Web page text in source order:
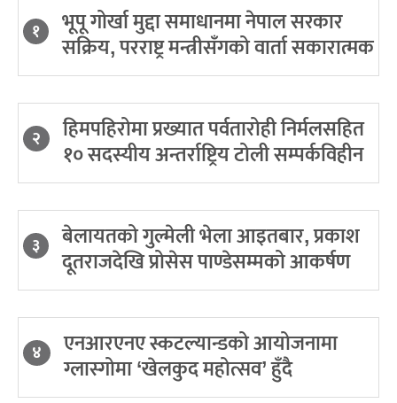
१ भूपू गोर्खा मुद्दा समाधानमा नेपाल सरकार
सक्रिय, परराष्ट्र मन्त्रीसँगको वार्ता सकारात्मक
२ हिमपहिरोमा प्रख्यात पर्वतारोही निर्मलसहित
१० सदस्यीय अन्तर्राष्ट्रिय टोली सम्पर्कविहीन
३ बेलायतको गुल्मेली भेला आइतबार, प्रकाश
दूतराजदेखि प्रोसेस पाण्डेसम्मको आकर्षण
४ एनआरएनए स्कटल्यान्डको आयोजनामा
ग्लास्गोमा ‘खेलकुद महोत्सव’ हुँदै